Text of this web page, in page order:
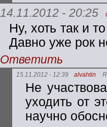
14.11.2012 - 20:25
Ну, хоть так и
Давно уже рок
Ответить
15.11.2012 - 12:39 alvahtin
Не
уходить от
научно